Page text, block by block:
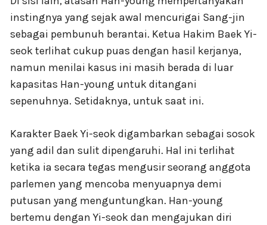
instingnya yang sejak awal mencurigai Sang-jin
sebagai pembunuh berantai. Ketua Hakim Baek Yi-
seok terlihat cukup puas dengan hasil kerjanya,
namun menilai kasus ini masih berada di luar
kapasitas Han-young untuk ditangani
sepenuhnya. Setidaknya, untuk saat ini.
Karakter Baek Yi-seok digambarkan sebagai sosok
yang adil dan sulit dipengaruhi. Hal ini terlihat
ketika ia secara tegas mengusir seorang anggota
parlemen yang mencoba menyuapnya demi
putusan yang menguntungkan. Han-young
bertemu dengan Yi-seok dan mengajukan diri